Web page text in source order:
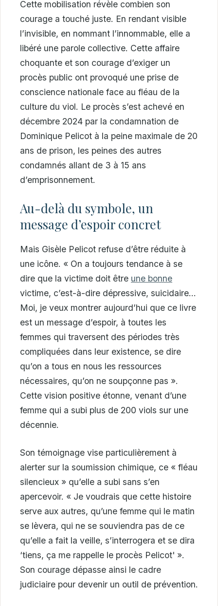
Cette mobilisation révèle combien son
courage a touché juste. En rendant visible
l’invisible, en nommant l’innommable, elle a
libéré une parole collective. Cette affaire
choquante et son courage d’exiger un
procès public ont provoqué une prise de
conscience nationale face au fléau de la
culture du viol. Le procès s’est achevé en
décembre 2024 par la condamnation de
Dominique Pelicot à la peine maximale de 20
ans de prison, les peines des autres
condamnés allant de 3 à 15 ans
d’emprisonnement.
Au-delà du symbole, un
message d’espoir concret
Mais Gisèle Pelicot refuse d’être réduite à
une icône. « On a toujours tendance à se
dire que la victime doit être une bonne
victime, c’est-à-dire dépressive, suicidaire…
Moi, je veux montrer aujourd’hui que ce livre
est un message d’espoir, à toutes les
femmes qui traversent des périodes très
compliquées dans leur existence, se dire
qu’on a tous en nous les ressources
nécessaires, qu’on ne soupçonne pas ».
Cette vision positive étonne, venant d’une
femme qui a subi plus de 200 viols sur une
décennie.
Son témoignage vise particulièrement à
alerter sur la soumission chimique, ce « fléau
silencieux » qu’elle a subi sans s’en
apercevoir. « Je voudrais que cette histoire
serve aux autres, qu’une femme qui le matin
se lèvera, qui ne se souviendra pas de ce
qu’elle a fait la veille, s’interrogera et se dira
‘tiens, ça me rappelle le procès Pelicot' ».
Son courage dépasse ainsi le cadre
judiciaire pour devenir un outil de prévention.